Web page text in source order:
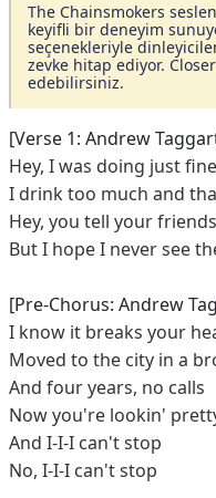
The Chainsmokers
keyifli bir deneyim
seçenekleriyle
zevke hitap ediyor.
edebilirsiniz.
[Verse 1: Andrew
Hey, I was doing just
I drink too much and
Hey, you tell your
But I hope I never see
[Pre-Chorus: Andrew
I know it breaks your
Moved to the city in a
And four years, no calls
Now you're lookin'
And I-I-I can't stop
No, I-I-I can't stop